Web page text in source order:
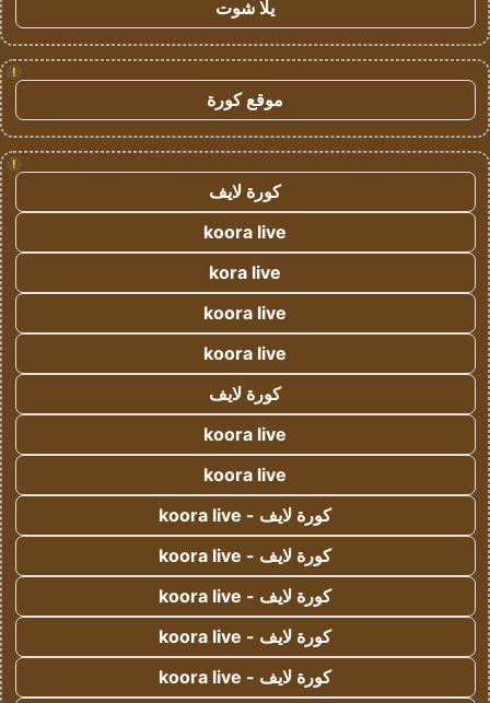
يلا شوت
!
موقع كورة
!
كورة لايف
koora live
kora live
koora live
koora live
كورة لايف
koora live
koora live
كورة لايف - koora live
كورة لايف - koora live
كورة لايف - koora live
كورة لايف - koora live
كورة لايف - koora live